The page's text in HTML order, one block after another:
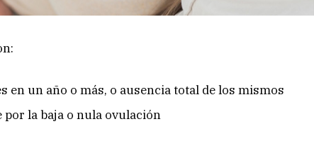
en un año o más, o ausencia total de los mismos
la baja o nula ovulación